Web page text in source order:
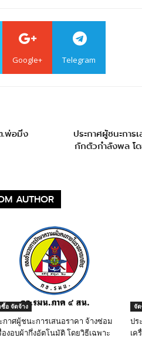
Google+ Telegram
.พ่อมิ่ง
ประกาศผู้ชนะกา
กักตัวกำลังพล โด
AUTHOR
อ จัดจ้าง
กาศผู้ชนะการเสนอราคา จ้างซ่อม
องอบผ้ากึ่งอัตโนมัติ โดยวิธีเฉพาะ
จั
ปร
เค